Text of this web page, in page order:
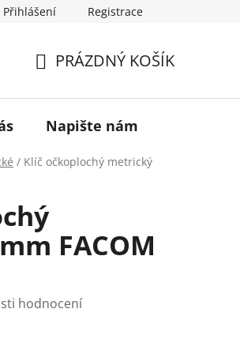
Historie značky TONA
Přihlášení Registrace
KOŠÍK
PRÁZDNÝ KOŠÍK
Napište nám
/ Klíč očkoplochý metrický
FACOM
hodnocení